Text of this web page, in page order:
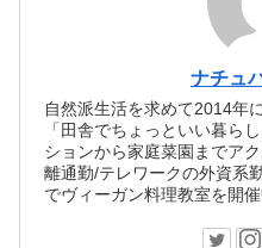
ナチュ
自然派生活を求めて2014年
「田舎でちょっといい暮ら
ションから家庭菜園までア
離通勤/テレワークの外資系
でヴィーガン料理教室を開催